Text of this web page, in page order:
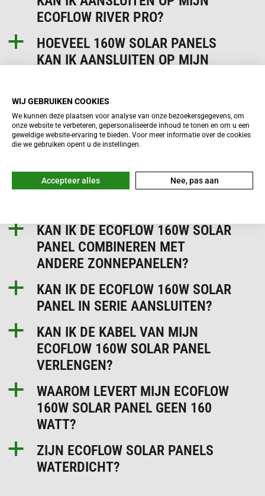
ECOFLOW RIVER PRO?
a
HOEVEEL 160W SOLAR PANELS
KAN IK AANSLUITEN OP MIJN
a
IS DE ECOFLOW 160W SOLAR
PANEL WATERDICHT?
a
KAN IK DE 160W SOLAR PANEL
a
KAN IK DE ECOFLOW 160W SOLAR
a
KAN IK DE ECOFLOW 160W SOLAR
PANEL COMBINEREN MET
ANDERE ZONNEPANELEN?
a
KAN IK DE ECOFLOW 160W SOLAR
PANEL IN SERIE AANSLUITEN?
a
KAN IK DE KABEL VAN MIJN
ECOFLOW 160W SOLAR PANEL
VERLENGEN?
a
WAAROM LEVERT MIJN ECOFLOW
160W SOLAR PANEL GEEN 160
WATT?
a
ZIJN ECOFLOW SOLAR PANELS
WATERDICHT?
WIJ GEBRUIKEN COOKIES
We kunnen deze plaatsen voor analyse van onze bezoekersgegevens, om
onze website te verbeteren, gepersonaliseerde inhoud te tonen en om u een
geweldige website-ervaring te bieden. Voor meer informatie over de cookies
die we gebruiken opent u de instellingen.
Accepteer alles Nee, pas aan